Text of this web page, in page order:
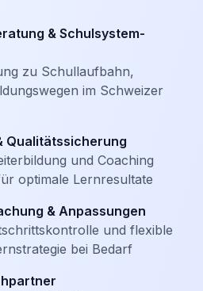
& Schulsystem-
zu Schullaufbahn,
im Schweizer
Qualitätssicherung
und Coaching
optimale Lernresultate
& Anpassungen
und flexible
bei Bedarf